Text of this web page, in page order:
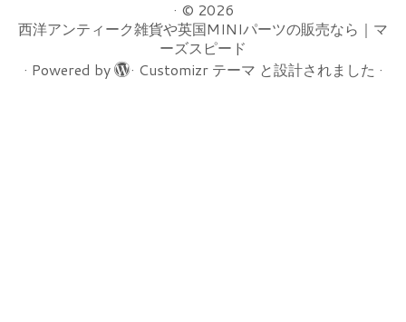
· © 2026
西洋アンティーク雑貨や英国MINIパーツの販売なら｜マ
ーズスピード
· Powered by · Customizr テーマ と設計されました ·